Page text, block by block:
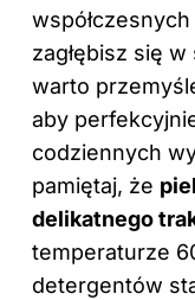
zagłębisz się
warto
aby
codziennych
pamiętaj, że
delikatnego
temperaturze
detergentów